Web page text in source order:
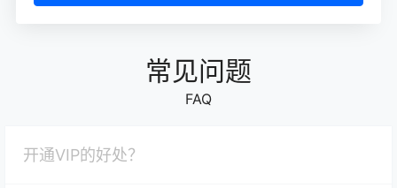
常见问题
FAQ
开通VIP的好处？